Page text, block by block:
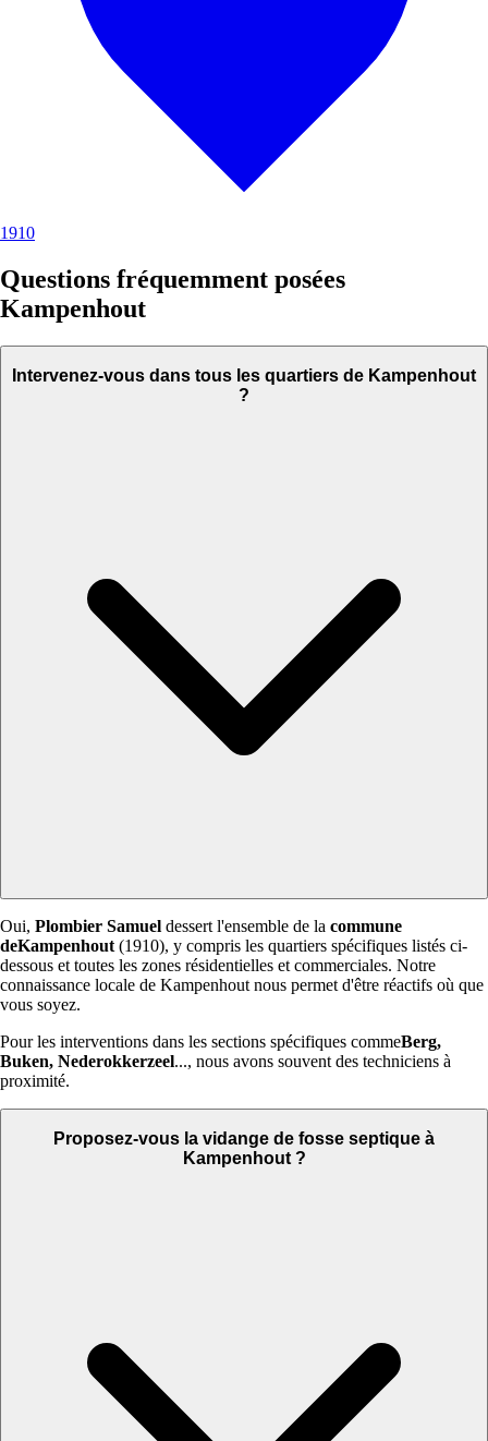
1910
Questions fréquemment posées
Kampenhout
Intervenez-vous dans tous les quartiers de Kampenhout
?
Oui, Plombier Samuel dessert l'ensemble de la commune
deKampenhout (1910), y compris les quartiers spécifiques listés ci-
dessous et toutes les zones résidentielles et commerciales. Notre
connaissance locale de Kampenhout nous permet d'être réactifs où que
vous soyez.
Pour les interventions dans les sections spécifiques commeBerg,
Buken, Nederokkerzeel..., nous avons souvent des techniciens à
proximité.
Proposez-vous la vidange de fosse septique à
Kampenhout ?